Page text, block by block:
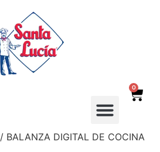
0
/ BALANZA DIGITAL DE COCINA